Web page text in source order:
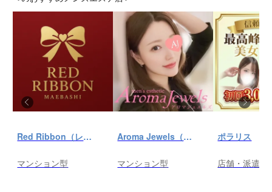
Red Ribbon（レッドリボン）前橋
マンション型
Aroma Jewels（アロマ ジュエルズ）秋葉原ルーム
マンション型
ポラリス
店舗・派遣